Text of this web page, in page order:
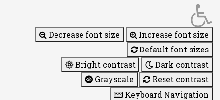
Decrease font size
Increase font size
Default font sizes
Bright contrast
Dark contrast
Grayscale
Reset contrast
Keyboard Navigation